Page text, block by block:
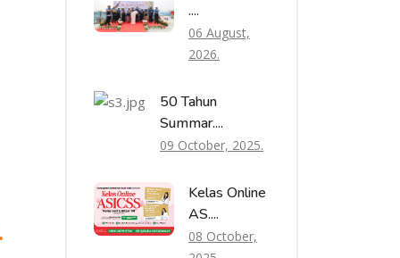
....
06 August,
2026.
50 Tahun
Summar....
09 October, 2025.
Kelas Online
AS....
08 October,